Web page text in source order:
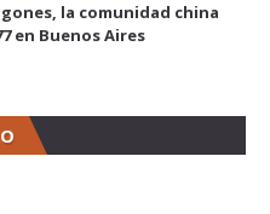
la comunidad china
en Buenos Aires